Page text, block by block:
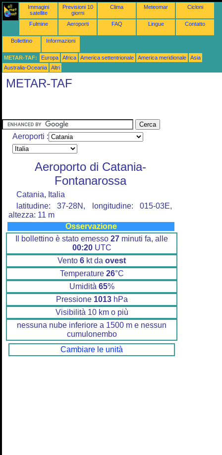
Immagini
satellite
Previsioni 10
giorni
Clima Meteomar Cicloni
Fulmine Aeroporti FAQ Lingue Contatto
Bollettino Informazioni
METAR-TAF: Europa Africa America settentrionale America meridionale
Asia
Australia-Oceania
Altri
METAR-TAF
Aeroporti :
Aeroporto di Catania-
Fontanarossa
Catania, Italia
latitudine: 37-28N, longitudine: 015-03E,
altezza: 11 m
Osservazione
Il bollettino è stato emesso 27 minuti fa, alle
00:20UTC
Vento 6 kt da ovest
Temperature 26°C
Umidità 65%
Pressione 1013hPa
Visibilità 10 km o più
nessuna nube inferiore a 1500 m e nessun
cumulonembo
Cambiare le unità